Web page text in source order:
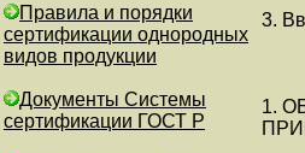
Правила и порядки
сертификации однородных
видов продукции
Документы Системы
сертификации ГОСТ Р
3.
1.